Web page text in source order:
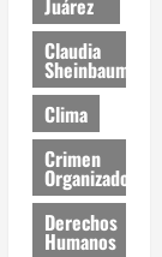
Juárez
Claudia
Sheinbaum
Clima
Crimen
Organizado
Derechos
Humanos